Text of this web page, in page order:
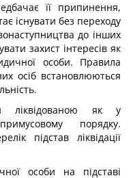
її припинення,
існувати без переходу
до інших
захист інтересів як
особи. Правила
осіб встановлюються
як у
порядку.
підстав ліквідації
особи на підставі